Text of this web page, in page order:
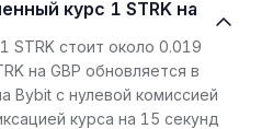
STRK стоит около 0.019
на GBP обновляется в
Bybit с нулевой комиссией
курса на 15 секунд